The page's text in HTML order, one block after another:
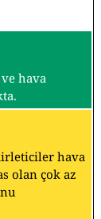
hava
hava
olan çok az